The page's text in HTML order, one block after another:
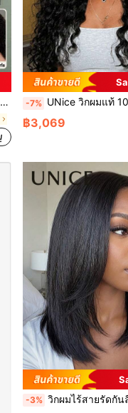
-7% UNice วิกผมแท้ 100% ผมต่อแบบไม่มีปม ขนาด 7x5 นิ้ว วิกผมลูกไม้ตัดสำเร็จรูป ปมมองไม่เห็น ตัดแต่งทรงผมมาแล้ว ฟอกสีและถอน
฿3,069
-3% วิกผมไร้สายรัดกันลื่น 7x5 Bye Bye Knots วิกผมลูกไม้ด้านหน้าแบบไร้กาว Yaki Straight Bob Closure ผมมนุษย์